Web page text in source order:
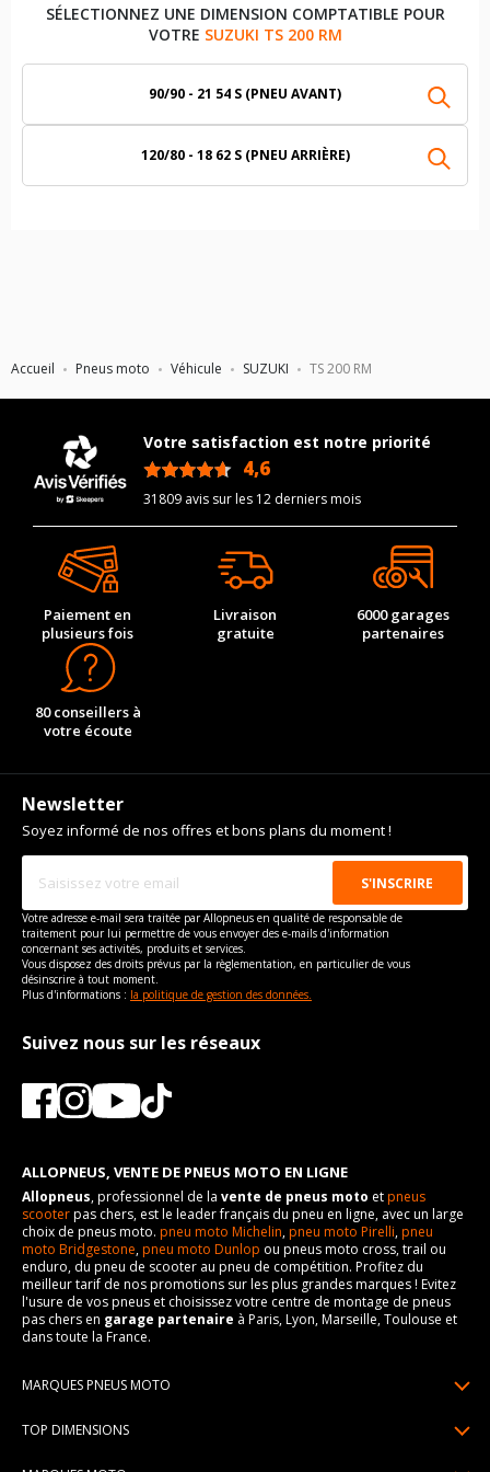
Accueil Pneus moto Véhicule SUZUKI TS 200 RM
SÉLECTIONNEZ UNE DIMENSION COMPTATIBLE POUR
VOTRE SUZUKI TS 200 RM
90/90 - 21 54 S (PNEU AVANT)
120/80 - 18 62 S (PNEU ARRIÈRE)
Votre satisfaction est notre priorité
4,6
31809 avis sur les 12 derniers mois
Paiement en
plusieurs fois
Livraison
gratuite
6000 garages
partenaires
80 conseillers à
votre écoute
Newsletter
Soyez informé de nos offres et bons plans du moment !
Votre adresse e-mail sera traitée par Allopneus en qualité de responsable de
traitement pour lui permettre de vous envoyer des e-mails d'information
concernant ses activités, produits et services.
Vous disposez des droits prévus par la règlementation, en particulier de vous
désinscrire à tout moment.
Plus d'informations : la politique de gestion des données.
Suivez nous sur les réseaux
ALLOPNEUS, VENTE DE PNEUS MOTO EN LIGNE
Allopneus, professionnel de la vente de pneus moto etpneus
scooterpas chers, est le leader français du pneu en ligne, avec un large
choix de pneus moto. pneu moto Michelin,pneu moto Pirelli,pneu
moto Bridgestone,pneu moto Dunlop ou pneus moto cross, trail ou
enduro, du pneu de scooter au pneu de compétition. Profitez du
meilleur tarif de nos promotions sur les plus grandes marques ! Evitez
l'usure de vos pneus et choisissez votre centre de montage de pneus
pas chers en garage partenaire à Paris, Lyon, Marseille, Toulouse et
dans toute la France.
MARQUES PNEUS MOTO
TOP DIMENSIONS